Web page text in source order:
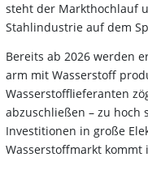
steht der Markthochlauf
Stahlindustrie auf dem
Bereits ab 2026 werden
arm mit Wasserstoff
Wasserstofflieferanten
abzuschließen – zu hoch
Investitionen in große
Wasserstoffmarkt kommt